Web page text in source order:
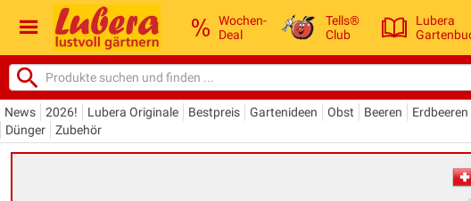
Wochen-
Deal
Tells®
Club
Lubera
News 2026! Lubera Originale Bestpreis Gartenideen Obst Beeren Erdbeeren
Dünger
Zubehör